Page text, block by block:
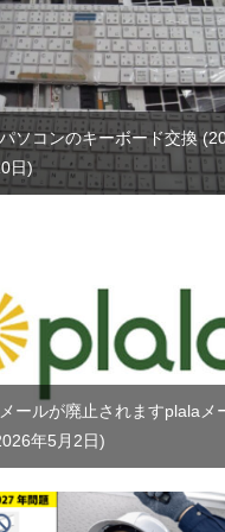
ソコンのキーボード交換
日
ールが廃止されますplalaメ
年5月2日